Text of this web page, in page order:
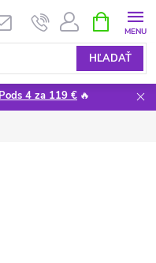
HĽADAŤ
KOŠÍK
4 za 119 € 🔥